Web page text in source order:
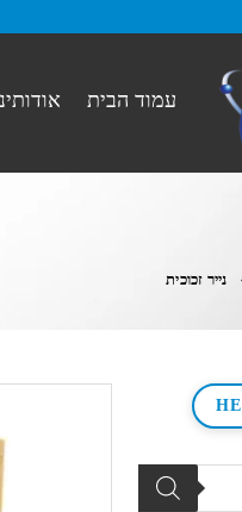
עמוד הבית
נייר זכוכית
HE